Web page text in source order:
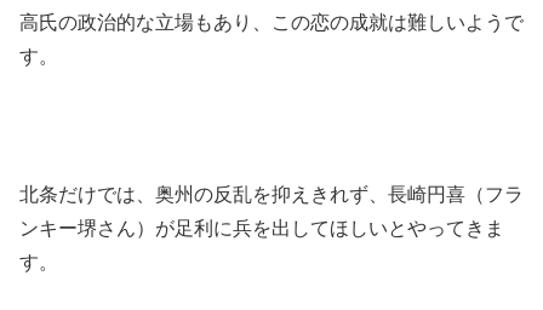
高氏の政治的な立場もあり、この恋の成就は難しいようで
す。
北条だけでは、奥州の反乱を抑えきれず、長崎円喜（フラ
ンキー堺さん）が足利に兵を出してほしいとやってきま
す。